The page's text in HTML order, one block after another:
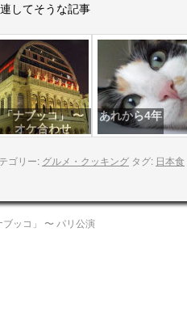
してそうな記事
「ナブッコ」 〜
オケ合わせ
あれから4年
ゴリー: グルメ・クッキング タグ: 日本食
ブッコ」 〜 パリ公演